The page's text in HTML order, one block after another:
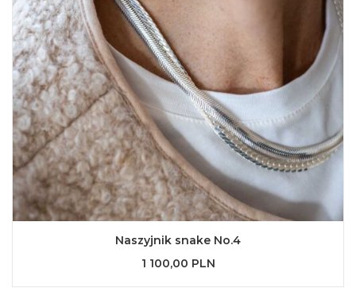
Naszyjnik snake No.4
1 100,00 PLN